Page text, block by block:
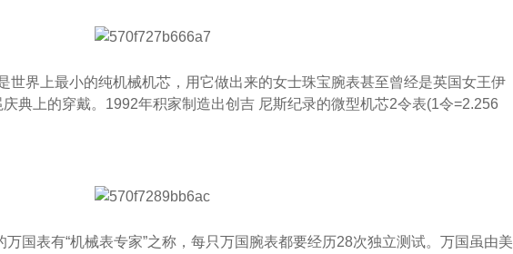
世界上最小的纯机械机芯，用它做出来的女士珠宝腕表甚至曾经是英国女王伊
典上的穿戴。1992年积家制造出创吉 尼斯纪录的微型机芯2令表(1令=2.256
万国表有“机械表专家”之称，每只万国腕表都要经历28次独立测试。万国虽由美